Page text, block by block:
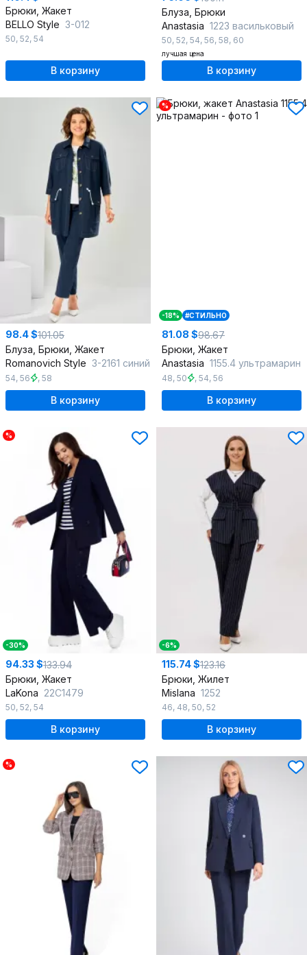
Брюки, Жакет
BELLO Style 3-012
50, 52, 54
В корзину
Блуза, Брюки
Anastasia 1223 васильковый
50, 52, 54, 56, 58, 60
лучшая цена
В корзину
98.4 $101.05
Блуза, Брюки, Жакет
Romanovich Style 3-2161 синий
54, 56 , 58
В корзину
%
-18% #СТИЛЬНО
81.08 $98.67
Брюки, Жакет
Anastasia 1155.4 ультрамарин
48, 50 , 54, 56
В корзину
%
-30%
94.33 $133.94
Брюки, Жакет
LaKona 22С1479
50, 52, 54
В корзину
-6%
115.74 $123.16
Брюки, Жилет
Mislana 1252
46, 48, 50, 52
В корзину
%